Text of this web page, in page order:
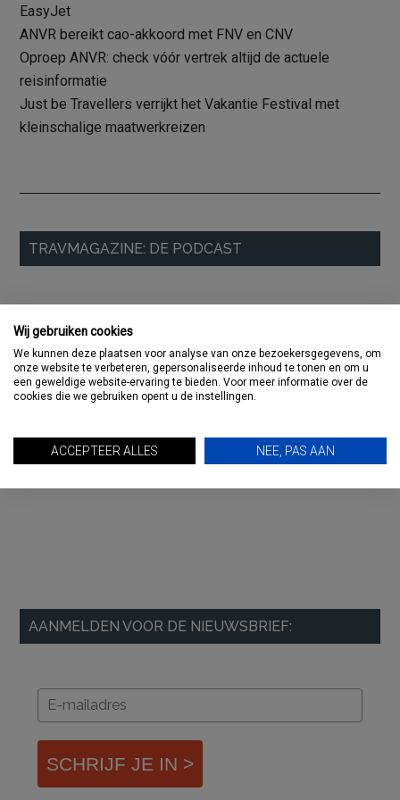
EasyJet
ANVR bereikt cao-akkoord met FNV en CNV
Oproep ANVR: check vóór vertrek altijd de actuele
reisinformatie
Just be Travellers verrijkt het Vakantie Festival met
kleinschalige maatwerkreizen
Primaire
Sidebar
TRAVMAGAZINE: DE PODCAST
AANMELDEN VOOR DE NIEUWSBRIEF:
SCHRIJF JE IN >
Wij gebruiken cookies
We kunnen deze plaatsen voor analyse van onze bezoekersgegevens, om
onze website te verbeteren, gepersonaliseerde inhoud te tonen en om u
een geweldige website-ervaring te bieden. Voor meer informatie over de
cookies die we gebruiken opent u de instellingen.
ACCEPTEER ALLES NEE, PAS AAN